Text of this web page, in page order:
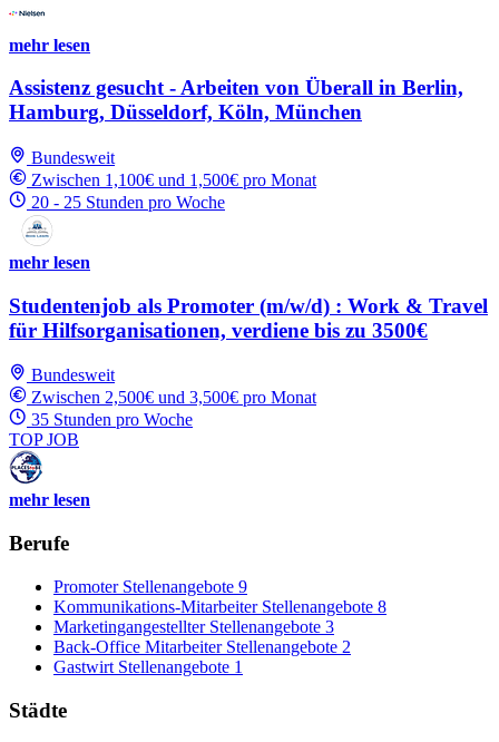
mehr lesen
Assistenz gesucht - Arbeiten von Überall in Berlin,
Hamburg, Düsseldorf, Köln, München
Bundesweit
Zwischen 1,100€ und 1,500€ pro Monat
20 - 25 Stunden pro Woche
mehr lesen
Studentenjob als Promoter (m/w/d) : Work & Travel
für Hilfsorganisationen, verdiene bis zu 3500€
Bundesweit
Zwischen 2,500€ und 3,500€ pro Monat
35 Stunden pro Woche
TOP JOB
mehr lesen
Berufe
Promoter Stellenangebote 9
Kommunikations-Mitarbeiter Stellenangebote 8
Marketingangestellter Stellenangebote 3
Back-Office Mitarbeiter Stellenangebote 2
Gastwirt Stellenangebote 1
Städte